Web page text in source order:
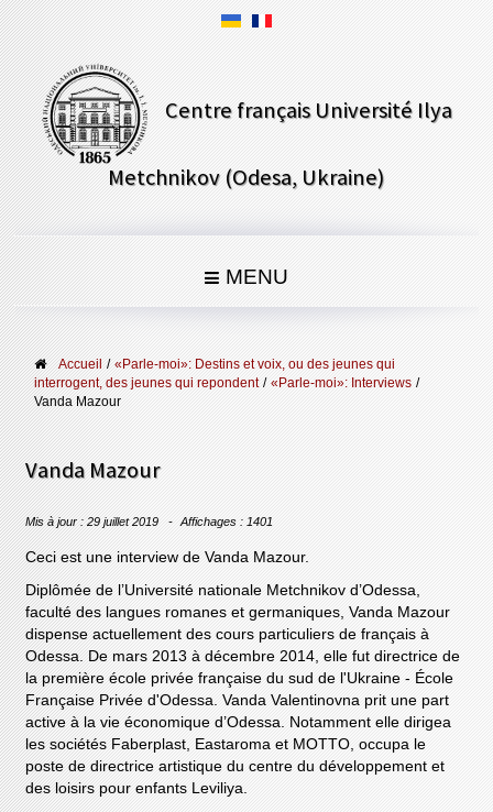
Centre français Université Ilya
Metchnikov (Odesa, Ukraine)
MENU
Accueil / «Parle-moi»: Destins et voix, ou des jeunes qui
interrogent, des jeunes qui repondent / «Parle-moi»: Interviews /
Vanda Mazour
Vanda Mazour
Mis à jour : 29 juillet 2019 Affichages : 1401
Ceci est une interview de Vanda Mazour.
Diplômée de l’Université nationale Metchnikov d’Odessa,
faculté des langues romanes et germaniques, Vanda Mazour
dispense actuellement des cours particuliers de français à
Odessa. De mars 2013 à décembre 2014, elle fut directrice de
la première école privée française du sud de l'Ukraine - École
Française Privée d'Odessa. Vanda Valentinovna prit une part
active à la vie économique d’Odessa. Notamment elle dirigea
les sociétés Faberplast, Eastaroma et MOTTO, occupa le
poste de directrice artistique du centre du développement et
des loisirs pour enfants Leviliya.